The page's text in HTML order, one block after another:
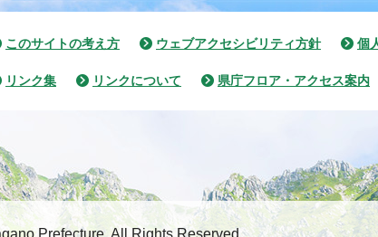
このサイトの考え方 ウェブアクセシビリティ方針 個
リンク集 リンクについて 県庁フロア・アクセス案内